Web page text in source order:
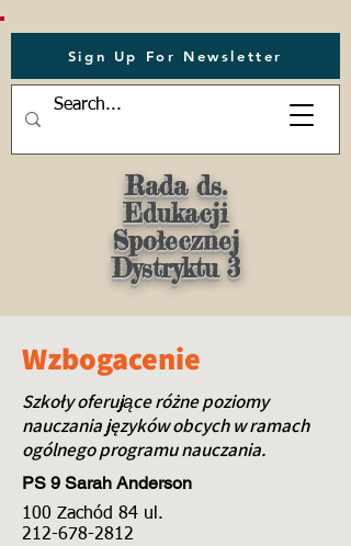
Sign Up For Newsletter
Rada ds.
Edukacji
Społecznej
Dystryktu 3
Wzbogacenie
Szkoły oferujące różne poziomy
nauczania języków obcych w ramach
ogólnego programu nauczania.
PS 9 Sarah Anderson
100 Zachód 84 ul.
212-678-2812